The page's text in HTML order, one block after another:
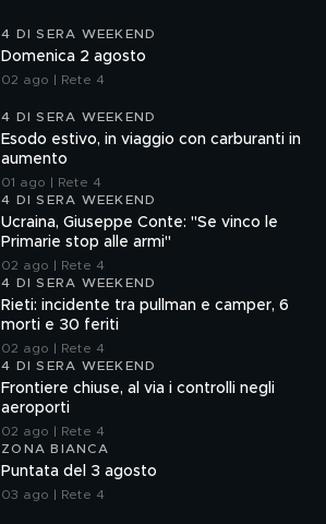
4 DI SERA WEEKEND
Domenica 2 agosto
02 ago | Rete 4
4 DI SERA WEEKEND
Esodo estivo, in viaggio con carburanti in
aumento
01 ago | Rete 4
4 DI SERA WEEKEND
Ucraina, Giuseppe Conte: "Se vinco le
Primarie stop alle armi"
02 ago | Rete 4
4 DI SERA WEEKEND
Rieti: incidente tra pullman e camper, 6
morti e 30 feriti
02 ago | Rete 4
4 DI SERA WEEKEND
Frontiere chiuse, al via i controlli negli
aeroporti
02 ago | Rete 4
ZONA BIANCA
Puntata del 3 agosto
03 ago | Rete 4